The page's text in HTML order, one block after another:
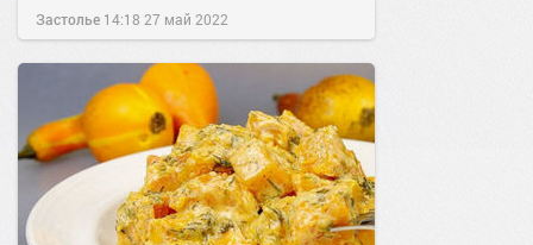
Застолье 14:18 27 май 2022